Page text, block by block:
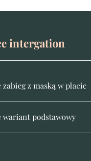
intergation
zabieg z maską w płacie
wariant podstawowy